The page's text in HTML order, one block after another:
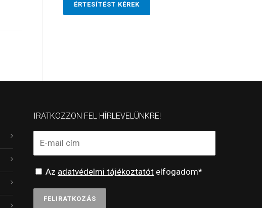
ÉRTESÍTÉST KÉREK
IRATKOZZON FEL HÍRLEVELÜNKRE!
Az adatvédelmi tájékoztatót elfogadom*